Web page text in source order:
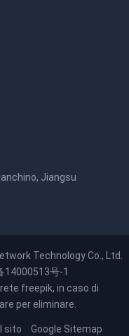
Jiangsu
Technology Co., Ltd.
14000513号-1
freepik, in caso di
per eliminare.
sito Google Sitemap